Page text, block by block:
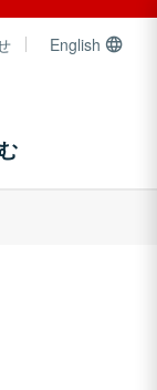
English